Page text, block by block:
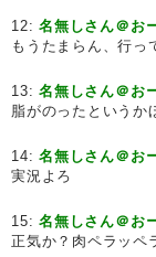
12:名無しさん＠お
もうたまらん、行っ
13:名無しさん＠お
脂がのったというか
14:名無しさん＠お
実況よろ
15:名無しさん＠お
正気か？肉ペラッペ